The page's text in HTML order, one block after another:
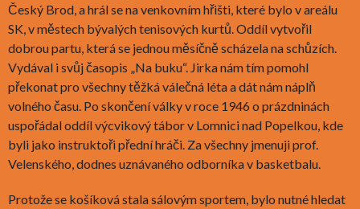
Český Brod, a hrál se na venkovním hřišti, které bylo v areálu
SK, v městech bývalých tenisových kurtů. Oddíl vytvořil
dobrou partu, která se jednou měsíčně scházela na schůzích.
Vydával i svůj časopis „Na buku“. Jirka nám tím pomohl
překonat pro všechny těžká válečná léta a dát nám náplň
volného času. Po skončení války v roce 1946 o prázdninách
uspořádal oddíl výcvikový tábor v Lomnici nad Popelkou, kde
byli jako instruktoři přední hráči. Za všechny jmenuji prof.
Velenského, dodnes uznávaného odborníka v basketbalu.
Protože se košíková stala sálovým sportem, bylo nutné hledat